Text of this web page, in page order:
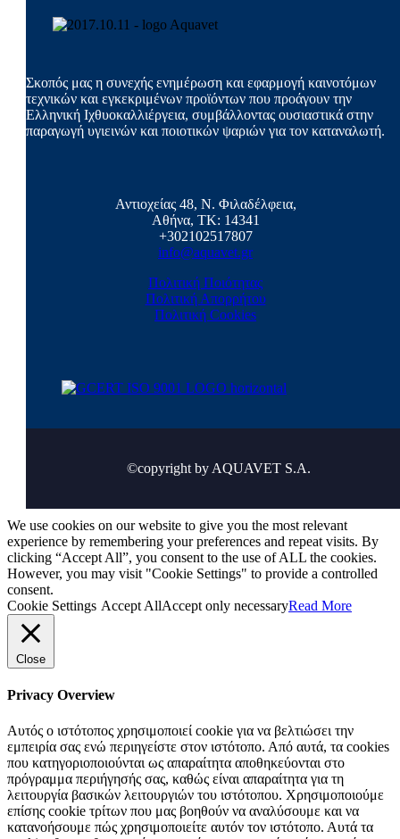
Σκοπός μας η συνεχής ενημέρωση και εφαρμογή καινοτόμων
τεχνικών και εγκεκριμένων προϊόντων που προάγουν την
Ελληνική Ιχθυοκαλλιέργεια, συμβάλλοντας ουσιαστικά στην
παραγωγή υγιεινών και ποιοτικών ψαριών για τον καταναλωτή.
Αντιοχείας 48, Ν. Φιλαδέλφεια,
Αθήνα, ΤΚ: 14341
+302102517807
info@aquavet.gr
Πολιτική Ποιότητας
Πολιτική Απορρήτου
Πολιτική Cookies
©copyright by AQUAVET S.A.
We use cookies on our website to give you the most relevant
experience by remembering your preferences and repeat visits. By
clicking “Accept All”, you consent to the use of ALL the cookies.
However, you may visit "Cookie Settings" to provide a controlled
consent.
Cookie Settings Accept AllAccept only necessaryRead More
Close
Privacy Overview
Αυτός ο ιστότοπος χρησιμοποιεί cookie για να βελτιώσει την
εμπειρία σας ενώ περιηγείστε στον ιστότοπο. Από αυτά, τα cookies
που κατηγοριοποιούνται ως απαραίτητα αποθηκεύονται στο
πρόγραμμα περιήγησής σας, καθώς είναι απαραίτητα για τη
λειτουργία βασικών λειτουργιών του ιστότοπου. Χρησιμοποιούμε
επίσης cookie τρίτων που μας βοηθούν να αναλύσουμε και να
κατανοήσουμε πώς χρησιμοποιείτε αυτόν τον ιστότοπο. Αυτά τα